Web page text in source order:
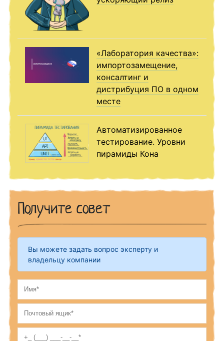
«Лаборатория качества»:
импортозамещение,
консалтинг и
дистрибуция ПО в одном
месте
Автоматизированное
тестирование. Уровни
пирамиды Кона
Получите совет
Вы можете задать вопрос эксперту и
владельцу компании